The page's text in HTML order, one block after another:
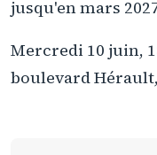
jusqu'en mars
Mercredi 10 juin,
boulevard